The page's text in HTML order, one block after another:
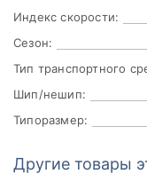
Индекс скорости:
Сезон:
Тип транспортного
Шип/нешип:
Типоразмер:
Другие товары